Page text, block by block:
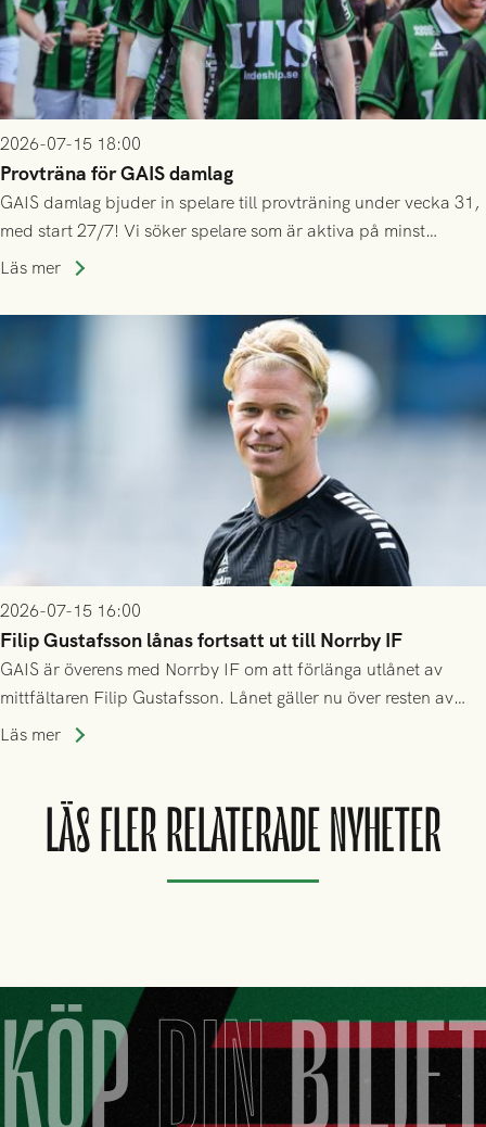
2026-07-15 18:00
Provträna för GAIS damlag
GAIS damlag bjuder in spelare till provträning under vecka 31,
med start 27/7! Vi söker spelare som är aktiva på minst
division 3-nivå.
Läs mer
2026-07-15 16:00
Filip Gustafsson lånas fortsatt ut till Norrby IF
GAIS är överens med Norrby IF om att förlänga utlånet av
mittfältaren Filip Gustafsson. Lånet gäller nu över resten av
säsongen 2026.
Läs mer
LÄS FLER RELATERADE NYHETER
KÖPDIN